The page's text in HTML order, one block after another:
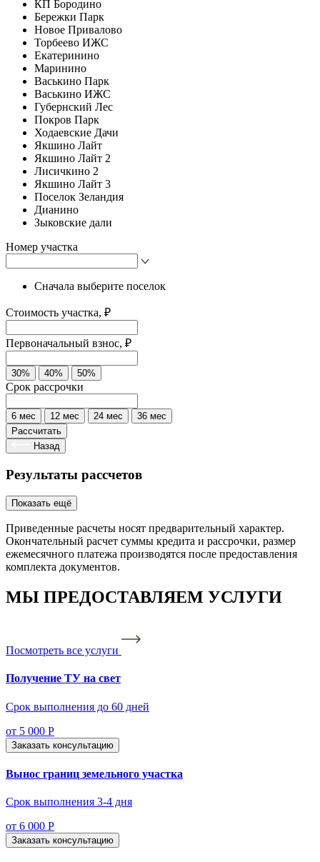
КП Бородино
Бережки Парк
Новое Привалово
Торбеево ИЖС
Екатеринино
Маринино
Васькино Парк
Васькино ИЖС
Губернский Лес
Покров Парк
Ходаевские Дачи
Якшино Лайт
Якшино Лайт 2
Лисичкино 2
Якшино Лайт 3
Поселок Зеландия
Дианино
Зыковские дали
Номер участка
Сначала выберите поселок
Стоимость участка, ₽
Первоначальный взнос, ₽
30% 40% 50%
Срок рассрочки
6 мес 12 мес 24 мес
36 мес
Рассчитать
Назад
Результаты рассчетов
Показать ещё
Приведенные расчеты носят предварительный характер.
Окончательный расчет суммы кредита и рассрочки, размер
ежемесячного платежа производятся после предоставления
комплекта документов.
МЫ ПРЕДОСТАВЛЯЕМ УСЛУГИ
Посмотреть все услуги
Получение ТУ на свет
Срок выполнения до 60 дней
от 5 000 Р
Заказать консультацию
Вынос границ земельного участка
Срок выполнения 3-4 дня
от 6 000 Р
Заказать консультацию